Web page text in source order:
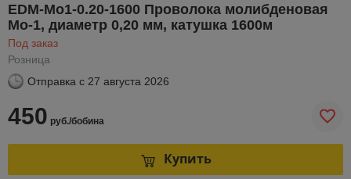
EDM-Mo1-0.20-1600 Проволока молибденовая
Mo-1, диаметр 0,20 мм, катушка 1600м
Под заказ
Розница
Отправка с 27 августа 2026
450 руб./бобина
Купить